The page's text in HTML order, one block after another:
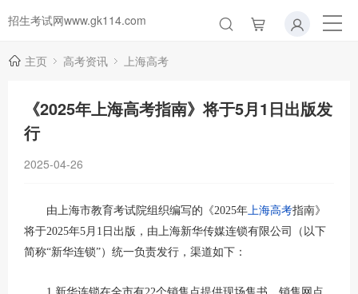
招生考试网www.gk114.com
主页 高考资讯 上海高考
《2025年上海高考指南》将于5月1日出版发
行
2025-04-26
由上海市教育考试院组织编写的《2025年上海高考指南》
将于2025年5月1日出版，由上海新华传媒连锁有限公司（以下
简称“新华连锁”）统一负责发行，渠道如下：